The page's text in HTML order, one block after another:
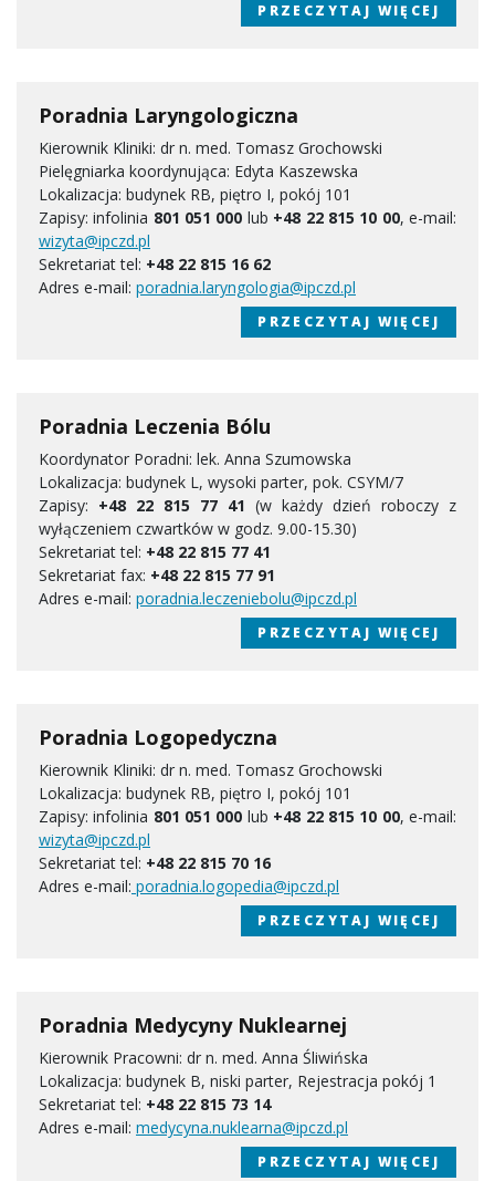
PRZECZYTAJ WIĘCEJ
Poradnia Laryngologiczna
Kierownik Kliniki: dr n. med. Tomasz Grochowski
Pielęgniarka koordynująca: Edyta Kaszewska
Lokalizacja: budynek RB, piętro I, pokój 101
Zapisy: infolinia 801 051 000 lub +48 22 815 10 00, e-mail:
wizyta@ipczd.pl
Sekretariat tel: +48 22 815 16 62
Adres e-mail: poradnia.laryngologia@ipczd.pl
PRZECZYTAJ WIĘCEJ
Poradnia Leczenia Bólu
Koordynator Poradni: lek. Anna Szumowska
Lokalizacja: budynek L, wysoki parter, pok. CSYM/7
Zapisy: +48 22 815 77 41 (w każdy dzień roboczy z
wyłączeniem czwartków w godz. 9.00-15.30)
Sekretariat tel: +48 22 815 77 41
Sekretariat fax: +48 22 815 77 91
Adres e-mail: poradnia.leczeniebolu@ipczd.pl
PRZECZYTAJ WIĘCEJ
Poradnia Logopedyczna
Kierownik Kliniki: dr n. med. Tomasz Grochowski
Lokalizacja: budynek RB, piętro I, pokój 101
Zapisy: infolinia 801 051 000 lub +48 22 815 10 00, e-mail:
wizyta@ipczd.pl
Sekretariat tel: +48 22 815 70 16
Adres e-mail: poradnia.logopedia@ipczd.pl
PRZECZYTAJ WIĘCEJ
Poradnia Medycyny Nuklearnej
Kierownik Pracowni: dr n. med. Anna Śliwińska
Lokalizacja: budynek B, niski parter, Rejestracja pokój 1
Sekretariat tel: +48 22 815 73 14
Adres e-mail: medycyna.nuklearna@ipczd.pl
PRZECZYTAJ WIĘCEJ